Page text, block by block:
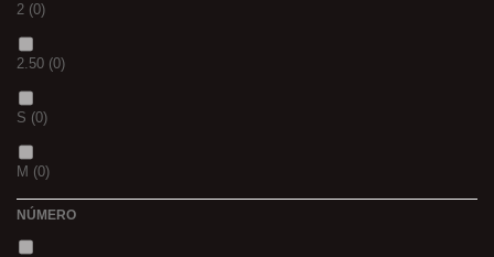
(0)
(0)
BLACK & RED
PANTHER
36(0)
2 (0)
2.50 (0)
S (0)
M (0)
NÚMERO